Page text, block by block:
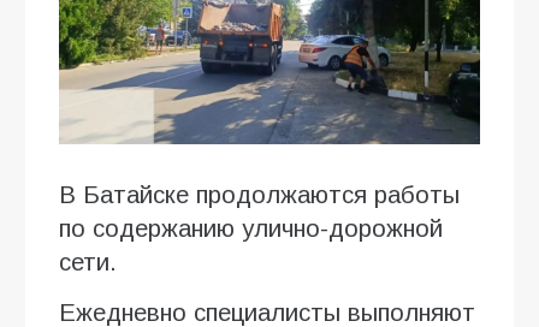
В Батайске продолжаются работы
по содержанию улично-дорожной
сети.
Ежедневно специалисты выполняют